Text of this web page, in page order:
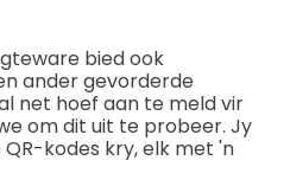
bied ook
ander gevorderde
net hoef aan te meld vir
om dit uit te probeer. Jy
kodes kry, elk met 'n